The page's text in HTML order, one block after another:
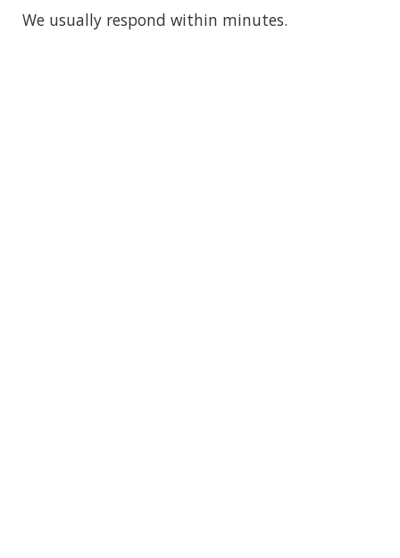
We usually respond within minutes.